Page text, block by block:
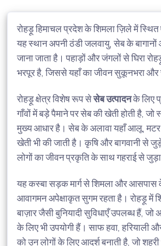
रोहड़ू हिमाचल प्रदेश के शिमला ज़िले में
यह स्थान अपनी ठंडी जलवायु, सेब के बागानों
जाना जाता है। पहाड़ों और जंगलों से घिरा
भरपूर है, जिससे यहाँ का जीवन सुकूनभरा और
रोहड़ू क्षेत्र विशेष रूप सेसेब उत्पादनके लिए
गाँवों में बड़े पैमाने पर सेब की खेती होती है, जो
मुख्य आधार है। सेब के अलावा यहाँ आलू,
खेती भी की जाती है। कृषि और बागवानी से
लोगों का जीवन प्रकृति के साथ गहराई से
यह कस्बा सड़क मार्ग से शिमला और आसपास
आवागमन अपेक्षाकृत सुगम रहता है। रोहड़ू में
बाज़ार जैसी बुनियादी सुविधाएँ उपलब्ध हैं,
के लिए भी उपयोगी हैं। साफ हवा, हरियाली
को उन लोगों के लिए आदर्श बनाती है, जो